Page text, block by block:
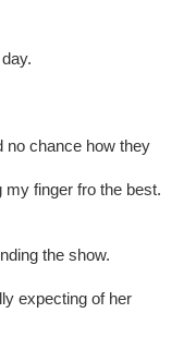
no chance how they
finger fro the best.
the show.
expecting of her